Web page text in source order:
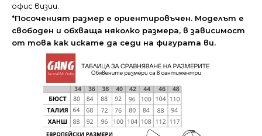
офис визии.
*Посоченият размер е ориентировъчен. Моделът е
свободен и обхваща няколко размера, в зависимост
от това как искате да седи на фигурата ви.